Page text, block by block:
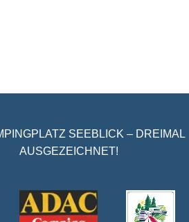
SEEBLICK – DREIMAL
AUSGEZEICHNET!